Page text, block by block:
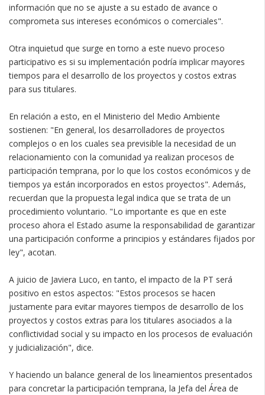
información que no se ajuste a su estado de avance o
comprometa sus intereses económicos o comerciales".
Otra inquietud que surge en torno a este nuevo proceso
participativo es si su implementación podría implicar mayores
tiempos para el desarrollo de los proyectos y costos extras
para sus titulares.
En relación a esto, en el Ministerio del Medio Ambiente
sostienen: "En general, los desarrolladores de proyectos
complejos o en los cuales sea previsible la necesidad de un
relacionamiento con la comunidad ya realizan procesos de
participación temprana, por lo que los costos económicos y de
tiempos ya están incorporados en estos proyectos". Además,
recuerdan que la propuesta legal indica que se trata de un
procedimiento voluntario. "Lo importante es que en este
proceso ahora el Estado asume la responsabilidad de garantizar
una participación conforme a principios y estándares fijados por
ley", acotan.
A juicio de Javiera Luco, en tanto, el impacto de la PT será
positivo en estos aspectos: "Estos procesos se hacen
justamente para evitar mayores tiempos de desarrollo de los
proyectos y costos extras para los titulares asociados a la
conflictividad social y su impacto en los procesos de evaluación
y judicialización", dice.
Y haciendo un balance general de los lineamientos presentados
para concretar la participación temprana, la Jefa del Área de